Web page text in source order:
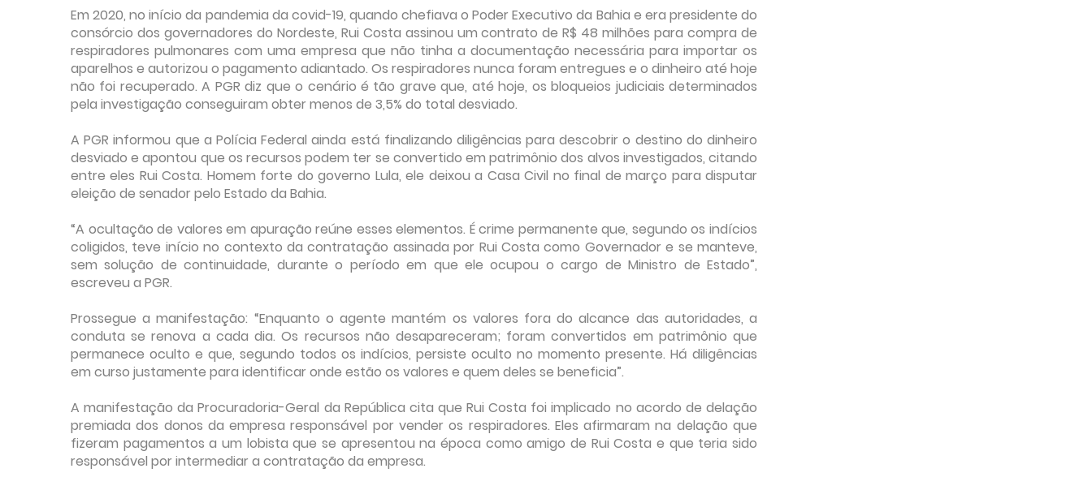
Em 2020, no início da pandemia da covid-19, quando chefiava o Poder Executivo da Bahia e era presidente do
consórcio dos governadores do Nordeste, Rui Costa assinou um contrato de R$ 48 milhões para compra de
respiradores pulmonares com uma empresa que não tinha a documentação necessária para importar os
aparelhos e autorizou o pagamento adiantado. Os respiradores nunca foram entregues e o dinheiro até hoje
não foi recuperado. A PGR diz que o cenário é tão grave que, até hoje, os bloqueios judiciais determinados
pela investigação conseguiram obter menos de 3,5% do total desviado.
A PGR informou que a Polícia Federal ainda está finalizando diligências para descobrir o destino do dinheiro
desviado e apontou que os recursos podem ter se convertido em patrimônio dos alvos investigados, citando
entre eles Rui Costa. Homem forte do governo Lula, ele deixou a Casa Civil no final de março para disputar
eleição de senador pelo Estado da Bahia.
“A ocultação de valores em apuração reúne esses elementos. É crime permanente que, segundo os indícios
coligidos, teve início no contexto da contratação assinada por Rui Costa como Governador e se manteve,
sem solução de continuidade, durante o período em que ele ocupou o cargo de Ministro de Estado”,
escreveu a PGR.
Prossegue a manifestação: “Enquanto o agente mantém os valores fora do alcance das autoridades, a
conduta se renova a cada dia. Os recursos não desapareceram; foram convertidos em patrimônio que
permanece oculto e que, segundo todos os indícios, persiste oculto no momento presente. Há diligências
em curso justamente para identificar onde estão os valores e quem deles se beneficia”.
A manifestação da Procuradoria-Geral da República cita que Rui Costa foi implicado no acordo de delação
premiada dos donos da empresa responsável por vender os respiradores. Eles afirmaram na delação que
fizeram pagamentos a um lobista que se apresentou na época como amigo de Rui Costa e que teria sido
responsável por intermediar a contratação da empresa.